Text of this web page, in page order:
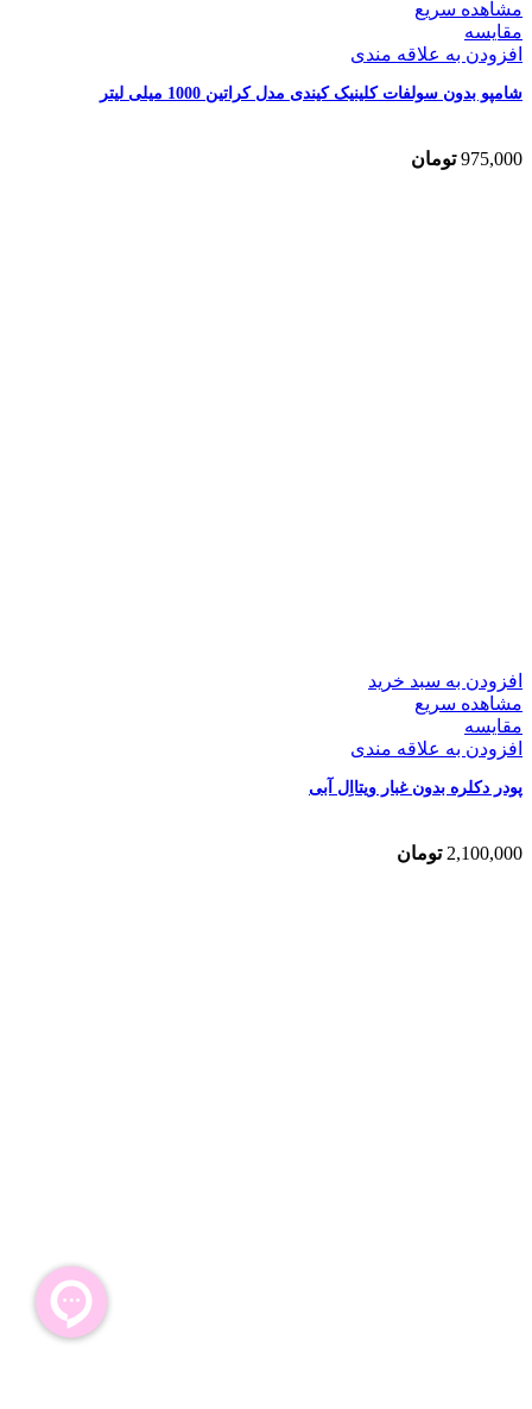
مشاهده سریع
مقایسه
افزودن به علاقه مندی
شامپو بدون سولفات کلینیک کیندی مدل کراتین 1000 میلی لیتر
975,000 تومان
افزودن به سبد خرید
مشاهده سریع
مقایسه
افزودن به علاقه مندی
پودر دکلره بدون غبار ویتااِل آبی
2,100,000 تومان